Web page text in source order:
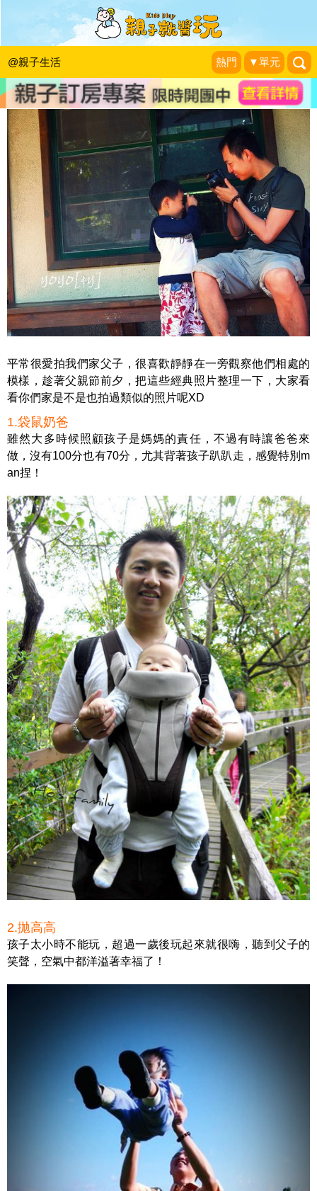
@親子生活 熱門 ▼單元
感動一瞬間！育兒過程經典必拍父子照
1＋1＝3 玩學樂生活
平常很愛拍我們家父子，很喜歡靜靜在一旁觀察他們相處的
模樣，趁著父親節前夕，把這些經典照片整理一下，大家看
看你們家是不是也拍過類似的照片呢XD
1.袋鼠奶爸
雖然大多時候照顧孩子是媽媽的責任，不過有時讓爸爸來
做，沒有100分也有70分，尤其背著孩子趴趴走，感覺特別m
an捏！
2.拋高高
孩子太小時不能玩，超過一歲後玩起來就很嗨，聽到父子的
笑聲，空氣中都洋溢著幸福了！